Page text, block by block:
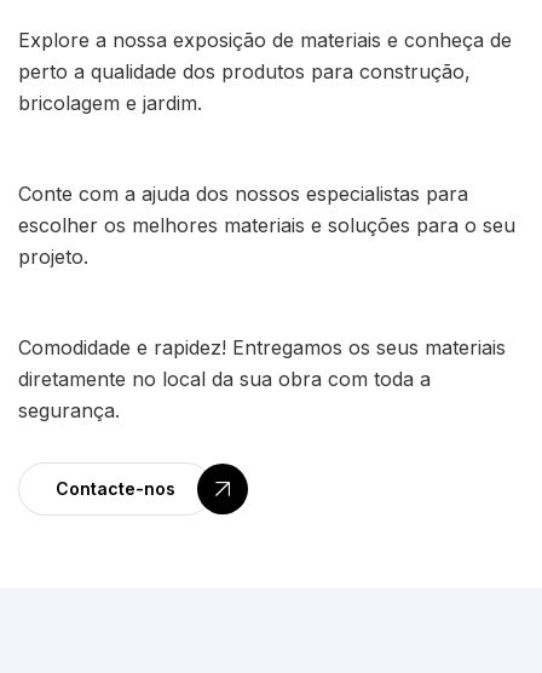
Explore a nossa exposição de materiais e conheça de
perto a qualidade dos produtos para construção,
bricolagem e jardim.
Conte com a ajuda dos nossos especialistas para
escolher os melhores materiais e soluções para o seu
projeto.
Comodidade e rapidez! Entregamos os seus materiais
diretamente no local da sua obra com toda a
segurança.
Contacte-nos